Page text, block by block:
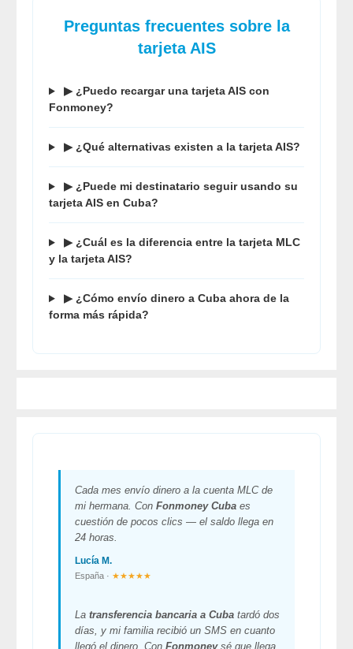
Preguntas frecuentes sobre la
tarjeta AIS
▶ ¿Puedo recargar una tarjeta AIS con
Fonmoney?
▶ ¿Qué alternativas existen a la tarjeta AIS?
▶ ¿Puede mi destinatario seguir usando su
tarjeta AIS en Cuba?
▶ ¿Cuál es la diferencia entre la tarjeta MLC
y la tarjeta AIS?
▶ ¿Cómo envío dinero a Cuba ahora de la
forma más rápida?
Cada mes envío dinero a la cuenta MLC de
mi hermana. Con Fonmoney Cuba es
cuestión de pocos clics — el saldo llega en
24 horas.
Lucía M.
España · ★★★★★
La transferencia bancaria a Cuba tardó dos
días, y mi familia recibió un SMS en cuanto
llegó el dinero. Con Fonmoneysé que llega.